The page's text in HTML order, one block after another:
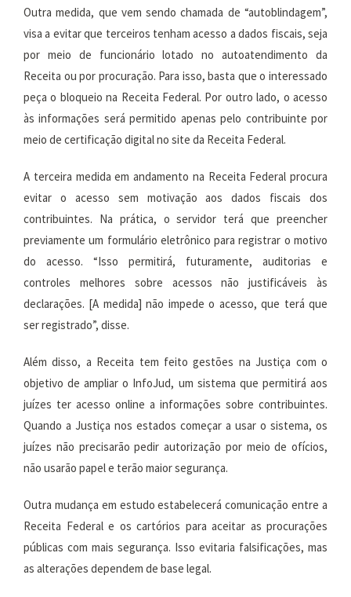
Outra medida, que vem sendo chamada de “autoblindagem”,
visa a evitar que terceiros tenham acesso a dados fiscais, seja
por meio de funcionário lotado no autoatendimento da
Receita ou por procuração. Para isso, basta que o interessado
peça o bloqueio na Receita Federal. Por outro lado, o acesso
às informações será permitido apenas pelo contribuinte por
meio de certificação digital no site da Receita Federal.
A terceira medida em andamento na Receita Federal procura
evitar o acesso sem motivação aos dados fiscais dos
contribuintes. Na prática, o servidor terá que preencher
previamente um formulário eletrônico para registrar o motivo
do acesso. “Isso permitirá, futuramente, auditorias e
controles melhores sobre acessos não justificáveis às
declarações. [A medida] não impede o acesso, que terá que
ser registrado”, disse.
Além disso, a Receita tem feito gestões na Justiça com o
objetivo de ampliar o InfoJud, um sistema que permitirá aos
juízes ter acesso online a informações sobre contribuintes.
Quando a Justiça nos estados começar a usar o sistema, os
juízes não precisarão pedir autorização por meio de ofícios,
não usarão papel e terão maior segurança.
Outra mudança em estudo estabelecerá comunicação entre a
Receita Federal e os cartórios para aceitar as procurações
públicas com mais segurança. Isso evitaria falsificações, mas
as alterações dependem de base legal.